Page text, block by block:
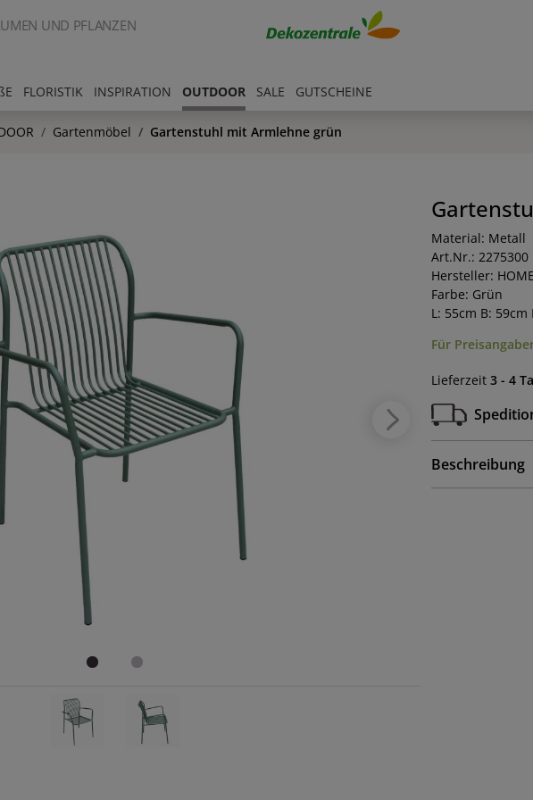
UND PFLANZEN
FLORISTIK INSPIRATION OUTDOOR SALE GUTSCHEINE
Gartenmöbel Gartenstuhl mit Armlehne grün
Material: Metall
Art.Nr.: 2275300
Hersteller: HOME
Farbe: Grün
L: 55cm B: 59cm
Für
Lieferzeit 3 - 4
Beschreibung